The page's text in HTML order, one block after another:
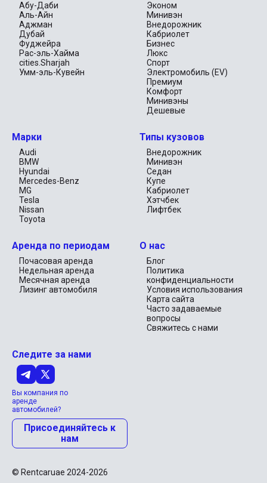
Абу-Даби
Аль-Айн
Аджман
Дубай
Фуджейра
Рас-эль-Хайма
cities.Sharjah
Умм-эль-Кувейн
Эконом
Минивэн
Внедорожник
Кабриолет
Бизнес
Люкс
Спорт
Электромобиль (EV)
Премиум
Комфорт
Минивэны
Дешевые
Марки
Audi
BMW
Hyundai
Mercedes-Benz
MG
Tesla
Nissan
Toyota
Типы кузовов
Внедорожник
Минивэн
Седан
Купе
Кабриолет
Хэтчбек
Лифтбек
Аренда по периодам
Почасовая аренда
Недельная аренда
Месячная аренда
Лизинг автомобиля
О нас
Блог
Политика
конфиденциальности
Условия использования
Карта сайта
Часто задаваемые
вопросы
Свяжитесь с нами
Следите за нами
Вы компания по
аренде
автомобилей?
Присоединяйтесь к
нам
© Rentcaruae 2024-2026